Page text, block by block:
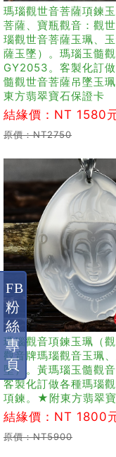
瑪瑙觀世音菩薩項鍊
菩薩、寶瓶觀音：觀
瑙觀世音菩薩玉珮、
薩玉墜）。瑪瑙玉髓
GY2053。客製化訂
髓觀世音菩薩吊墜玉
東方翡翠寶石保證卡
結緣價：NT 1580
原價：NT2750
瑪瑙觀音項鍊玉珮（
觀音牌瑪瑙觀音玉珮
墜）。黃瑪瑙玉髓觀
客製化訂做各種瑪瑙
項鍊。★附東方翡翠
結緣價：NT 1800
原價：NT5900
FB
粉
絲
專
頁